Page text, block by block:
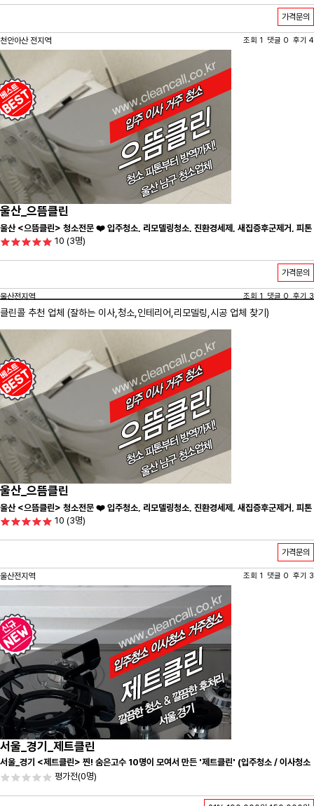
가격문의
천안아산 전지역 조회 1 댓글 0 후기 4
울산_으뜸클린
울산 <으뜸클린> 청소전문 ❤️ 입주청소, 리모델링청소, 진환경세제, 새집증후군제거, 피톤
치드시공 전문 청소 업체 ❤️
10 (3명)
가격문의
울산전지역 조회 1 댓글 0 후기 3
클린콜 추천 업체 (잘하는 이사, 청소 ,인테리어,리모델링,시공 업체 찾기)
울산_으뜸클린
울산 <으뜸클린> 청소전문 ❤️ 입주청소, 리모델링청소, 진환경세제, 새집증후군제거, 피톤
치드시공 전문 청소 업체 ❤️
10 (3명)
가격문의
울산전지역 조회 1 댓글 0 후기 3
서울_경기_제트클린
서울_경기 <제트클린> 찐! 숨은고수 10명이 모여서 만든 '제트클린' (입주청소 / 이사청소
/ 줄눈시공) 항상 꼼꼼하게 친절하게 응대하겠습니다^-^
평가전(0명)